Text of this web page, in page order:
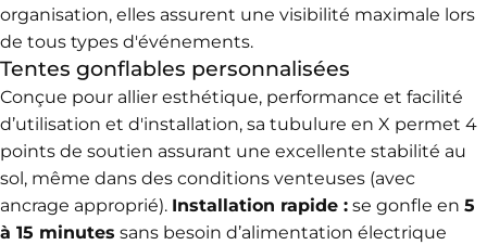
organisation, elles assurent une visibilité maximale lors
de tous types d'événements.
Tentes gonflables personnalisées
Conçue pour allier esthétique, performance et facilité
d’utilisation et d'installation, sa tubulure en X permet 4
points de soutien assurant une excellente stabilité au
sol, même dans des conditions venteuses (avec
ancrage approprié). Installation rapide : se gonfle en 5
à 15 minutes sans besoin d’alimentation électrique